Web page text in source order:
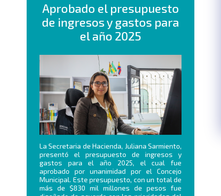
Aprobado el presupuesto
de ingresos y gastos para
el año 2025
La Secretaria de Hacienda, Juliana Sarmiento,
presentó el presupuesto de ingresos y
gastos para el año 2025, el cual fue
aprobado por unanimidad por el Concejo
Municipal. Este presupuesto, con un total de
más de $830 mil millones de pesos fue